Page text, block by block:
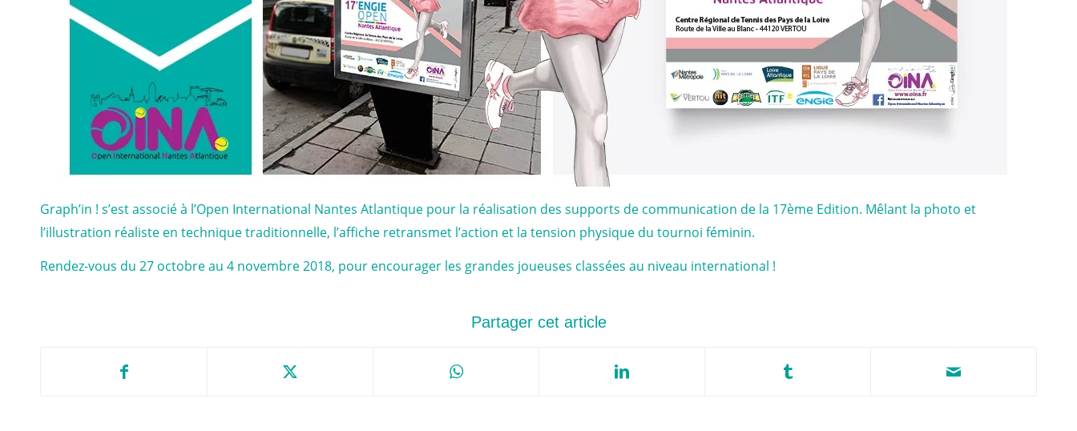
Graph’in ! s’est associé à l’Open International Nantes Atlantique pour la réalisation des supports de communication de la 17ème Edition. Mêlant la photo et
l’illustration réaliste en technique traditionnelle, l’affiche retransmet l’action et la tension physique du tournoi féminin.
Rendez-vous du 27 octobre au 4 novembre 2018, pour encourager les grandes joueuses classées au niveau international !
Partager cet article